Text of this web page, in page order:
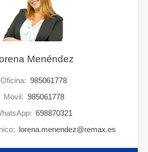
Menéndez
Oficina: 985061778
Móvil: 985061778
698870321
lorena.menendez@remax.es